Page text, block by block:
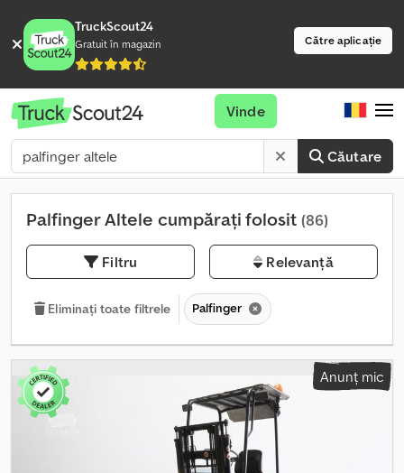
TruckScout24
Gratuit în magazin Către aplicație
Căutare
Vinde
Palfinger Altele cumpărați folosit (86)
Filtru Relevanță
Eliminați toate filtrele Palfinger
Anunț mic